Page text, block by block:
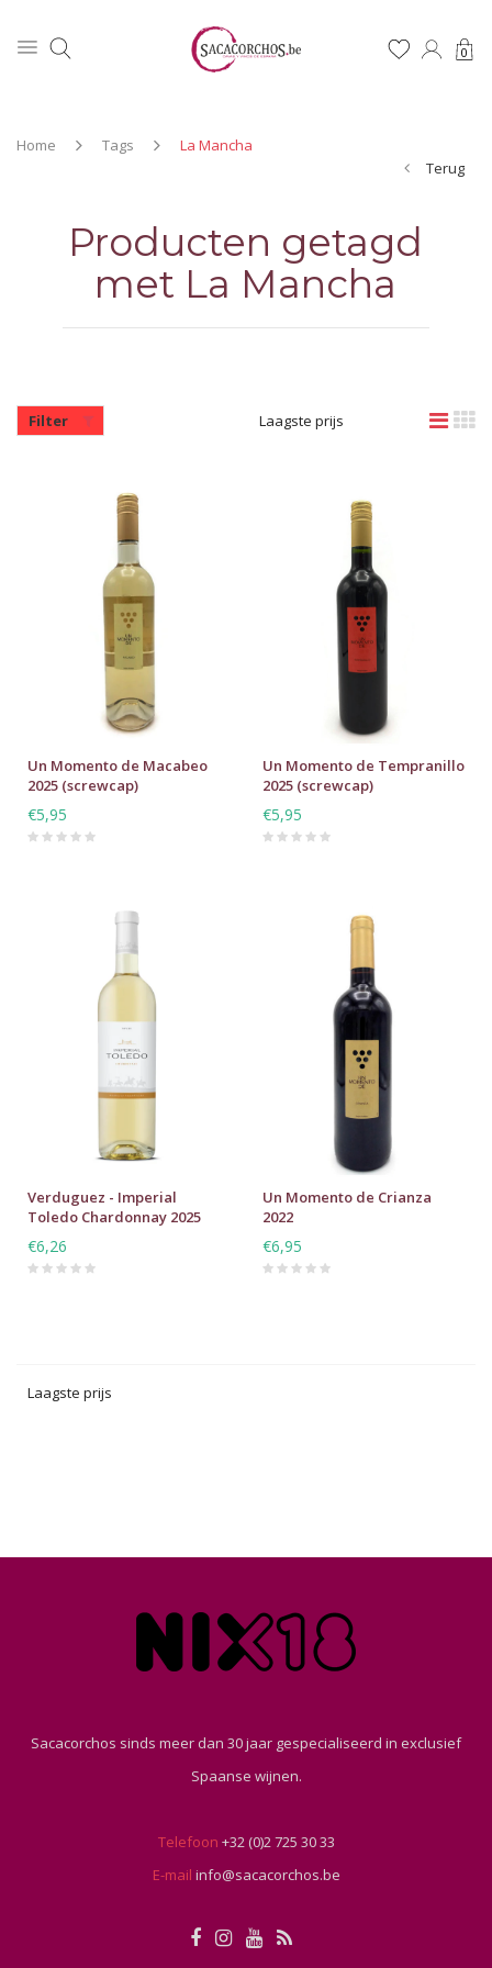
0
Home Tags
La Mancha
Terug
Producten getagd
met La Mancha
Filter Laagste prijs
Un Momento de Macabeo
2025 (screwcap)
€5,95
Un Momento de Tempranillo
2025 (screwcap)
€5,95
Verduguez - Imperial
Toledo Chardonnay 2025
€6,26
Un Momento de Crianza
2022
€6,95
Laagste prijs
Sacacorchos sinds meer dan 30 jaar gespecialiseerd in exclusief
Spaanse wijnen.
Telefoon +32 (0)2 725 30 33
E-mail info@sacacorchos.be